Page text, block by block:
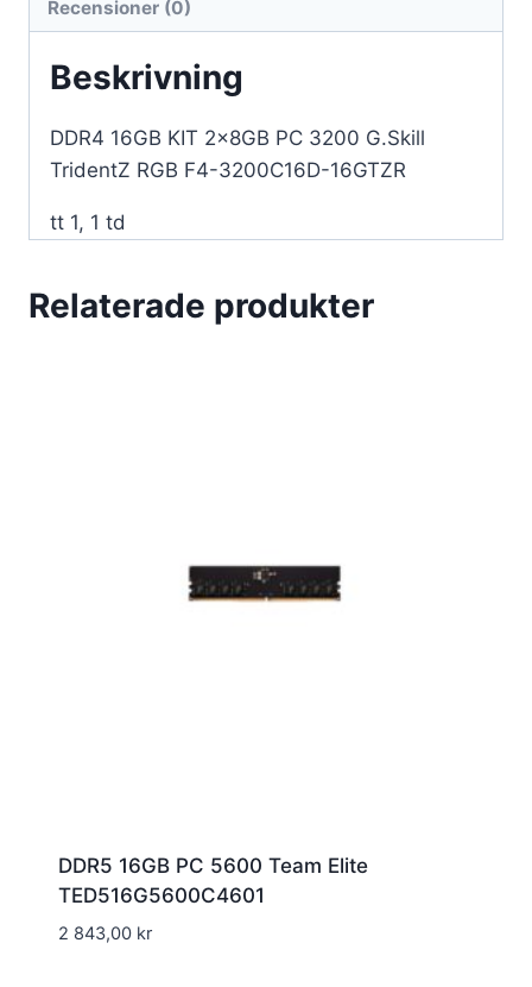
Recensioner (0)
Beskrivning
DDR4 16GB KIT 2x8GB PC 3200 G.Skill
TridentZ RGB F4-3200C16D-16GTZR
tt 1, 1 td
Relaterade produkter
DDR5 16GB PC 5600 Team Elite
TED516G5600C4601
2 843,00 kr